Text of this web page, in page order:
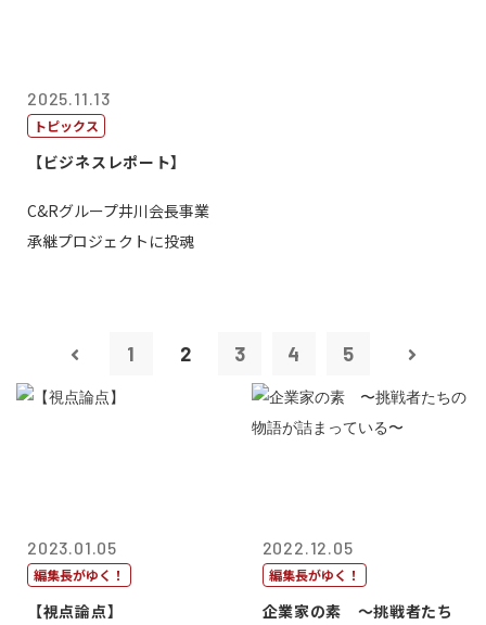
2025.11.13
トピックス
【ビジネスレポート】
C&Rグループ井川会長事業
承継プロジェクトに投魂
1 2 3 4 5
2023.01.05
編集長がゆく！
【視点論点】
2022.12.05
編集長がゆく！
企業家の素 〜挑戦者たち